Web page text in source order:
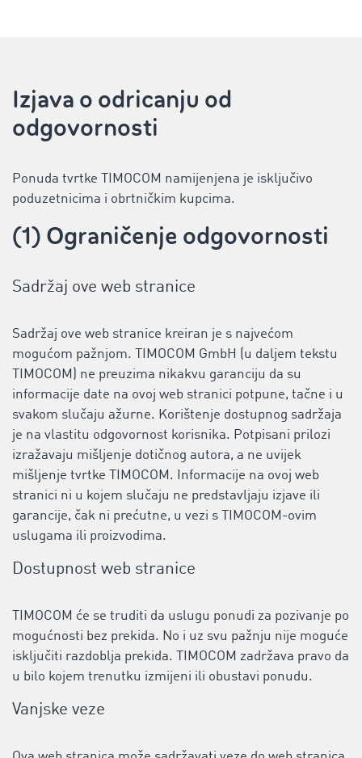
Izjava o odricanju od
odgovornosti
Ponuda tvrtke TIMOCOM namijenjena je isključivo
poduzetnicima i obrtničkim kupcima.
(1) Ograničenje odgovornosti
Sadržaj ove web stranice
Sadržaj ove web stranice kreiran je s najvećom
mogućom pažnjom. TIMOCOM GmbH (u daljem tekstu
TIMOCOM) ne preuzima nikakvu garanciju da su
informacije date na ovoj web stranici potpune, tačne i u
svakom slučaju ažurne. Korištenje dostupnog sadržaja
je na vlastitu odgovornost korisnika. Potpisani prilozi
izražavaju mišljenje dotičnog autora, a ne uvijek
mišljenje tvrtke TIMOCOM. Informacije na ovoj web
stranici ni u kojem slučaju ne predstavljaju izjave ili
garancije, čak ni prećutne, u vezi s TIMOCOM-ovim
uslugama ili proizvodima.
Dostupnost web stranice
TIMOCOM će se truditi da uslugu ponudi za pozivanje po
mogućnosti bez prekida. No i uz svu pažnju nije moguće
isključiti razdoblja prekida. TIMOCOM zadržava pravo da
u bilo kojem trenutku izmijeni ili obustavi ponudu.
Vanjske veze